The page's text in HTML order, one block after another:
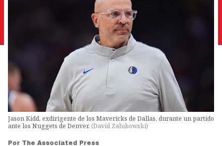
Jason Kidd, exdirigente de los Mavericks de Dallas, durante un partido
ante los Nuggets de Denver. (David Zalubowski)
Por The Associated Press